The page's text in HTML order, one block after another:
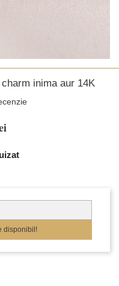
inima aur 14K
disponibil!